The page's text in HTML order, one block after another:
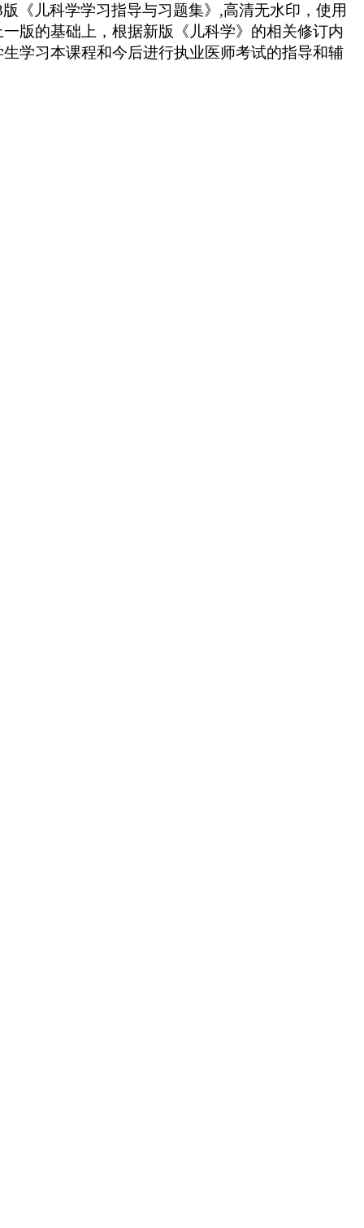
《儿科学学习指导与习题集》,高清无水印，使用
版的基础上，根据新版《儿科学》的相关修订内
学习本课程和今后进行执业医师考试的指导和辅